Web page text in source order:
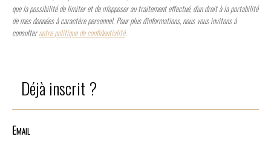
que la possibilité de limiter et de m'opposer au traitement effectué, d'un droit à la portabilité
de mes données à caractère personnel. Pour plus d'informations, nous vous invitons à
consulternotre politique de confidentialité.
Déjà inscrit ?
Email